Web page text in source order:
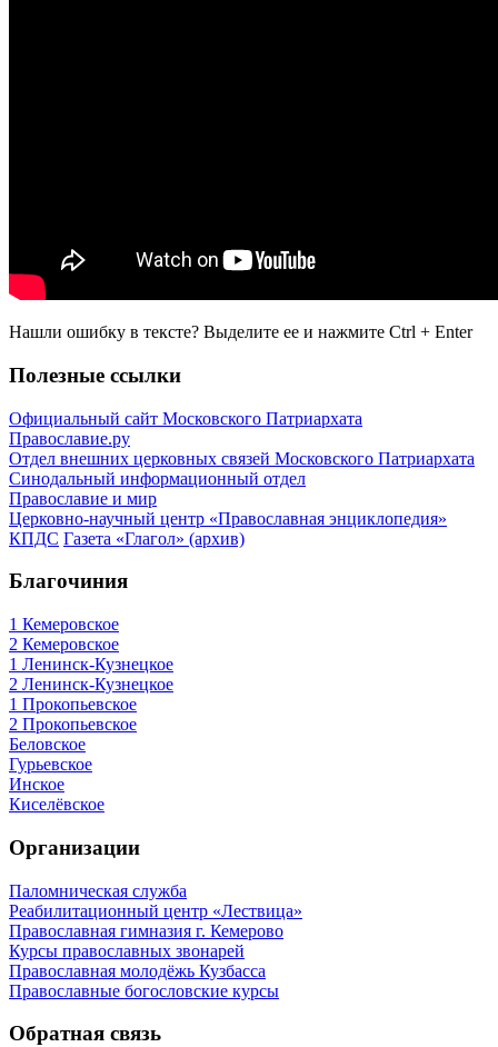
Нашли ошибку в тексте? Выделите ее и нажмите Ctrl + Enter
Полезные ссылки
Официальный сайт Московского Патриархата
Православие.ру
Отдел внешних церковных связей Московского Патриархата
Синодальный информационный отдел
Православие и мир
Церковно-научный центр «Православная энциклопедия»
КПДС Газета «Глагол» (архив)
Благочиния
1 Кемеровское
2 Кемеровское
1 Ленинск-Кузнецкое
2 Ленинск-Кузнецкое
1 Прокопьевское
2 Прокопьевское
Беловское
Гурьевское
Инское
Киселёвское
Организации
Паломническая служба
Реабилитационный центр «Лествица»
Православная гимназия г. Кемерово
Курсы православных звонарей
Православная молодёжь Кузбасса
Православные богословские курсы
Обратная связь